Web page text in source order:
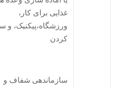
غذایی برای کار،
ورزشگاه،پيكنيک، و سفر
کردن
سازماندهی شفاف و